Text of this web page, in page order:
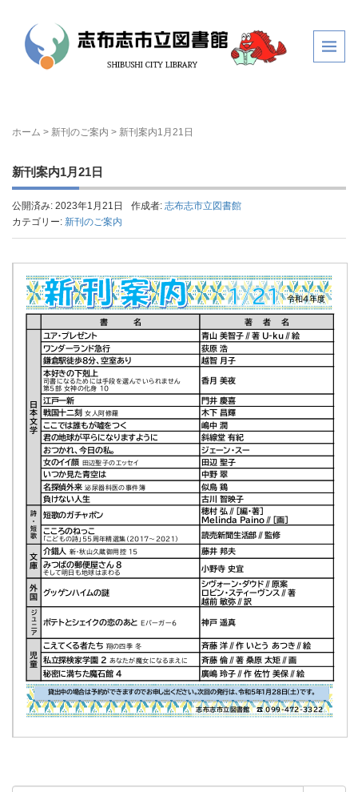
ホーム > 新刊のご案内 > 新刊案内1月21日
新刊案内1月21日
公開済み: 2023年1月21日 作成者: 志布志市立図書館
カテゴリー: 新刊のご案内